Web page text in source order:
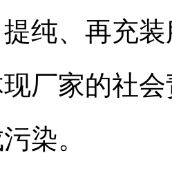
纯、再充
厂家的社
染。